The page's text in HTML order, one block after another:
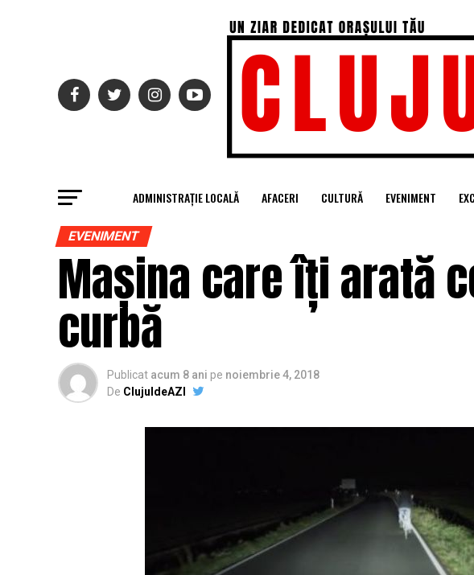
ADMINISTRAȚIE LOCALĂ AFACERI CULTURĂ EVENIMENT
EVENIMENT
Mașina care îți arată
curbă
Publicat acum 8 ani pe noiembrie 4, 2018
De ClujuldeAZI